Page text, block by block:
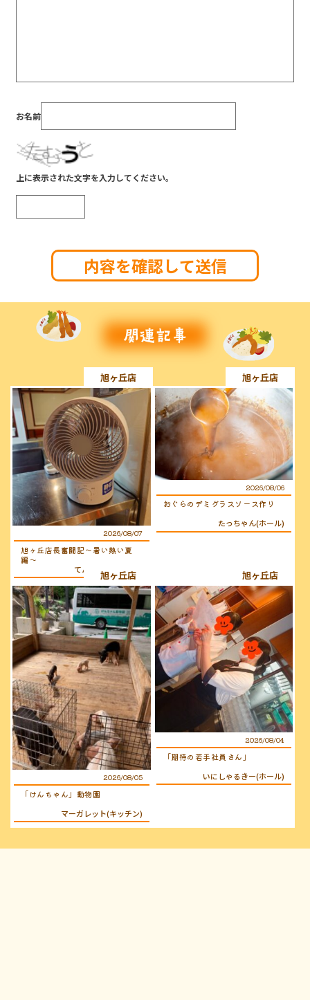
お名前
上に表示された文字を入力してください。
旭ヶ丘店
2026/08/07
旭ヶ丘店長奮闘記〜暑い熱い夏
編〜
てんちょ〜（店長）
旭ヶ丘店
2026/08/06
おぐらのデミグラスソース作り
たっちゃん(ホール)
旭ヶ丘店
2026/08/05
「けんちゃん」動物園
マーガレット(キッチン)
旭ヶ丘店
2026/08/04
「期待の若手社員さん」
いにしゃるきー(ホール)